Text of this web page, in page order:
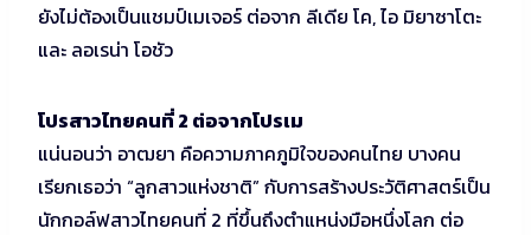
ยังไม่ต้องเป็นแชมป์เมเจอร์ ต่อจาก ลีเดีย โค, ไอ มิยาซาโตะ
และ ลอเรน่า โอชัว
โปรสาวไทยคนที่ 2 ต่อจากโปรเม
แน่นอนว่า อาฒยา คือความภาคภูมิใจของคนไทย บางคน
เรียกเธอว่า “ลูกสาวแห่งชาติ” กับการสร้างประวัติศาสตร์เป็น
นักกอล์ฟสาวไทยคนที่ 2 ที่ขึ้นถึงตำแหน่งมือหนึ่งโลก ต่อ